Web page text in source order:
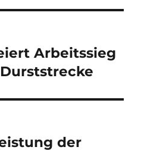
Arbeitssieg
der